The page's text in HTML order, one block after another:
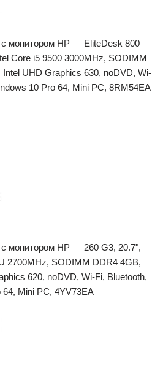
монитором HP — EliteDesk 800
Core i5 9500 3000MHz, SODIMM
UHD Graphics 630, noDVD, Wi-
10 Pro 64, Mini PC, 8RM54EA
монитором HP — 260 G3, 20.7",
2700MHz, SODIMM DDR4 4GB,
620, noDVD, Wi-Fi, Bluetooth,
Mini PC, 4YV73EA